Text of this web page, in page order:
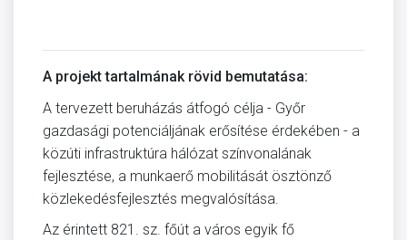
A projekt tartalmának rövid bemutatása:
A tervezett beruházás átfogó célja - Győr
gazdasági potenciáljának erősítése érdekében - a
közúti infrastruktúra hálózat színvonalának
fejlesztése, a munkaerő mobilitását ösztönző
közlekedésfejlesztés megvalósítása.
Az érintett 821. sz. főút a város egyik fő